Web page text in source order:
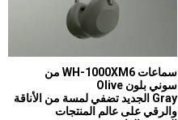
سماعات WH-1000XM6 من
سوني بلون Olive
Gray الجديد تضفي لمسة من الأناقة
والرقي على عالم المنتجات